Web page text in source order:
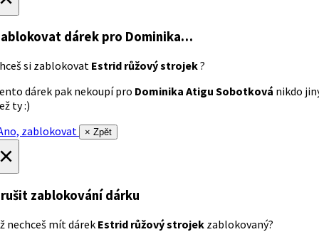
dárek pro Dominika…
si zablokovat Estrid růžový strojek?
dárek pak nekoupí pro Dominika Atigu Sobotková nikdo
ty :)
zablokovat
× Zpět
zablokování dárku
nechceš mít dárek Estrid růžový strojek zablokovaný?